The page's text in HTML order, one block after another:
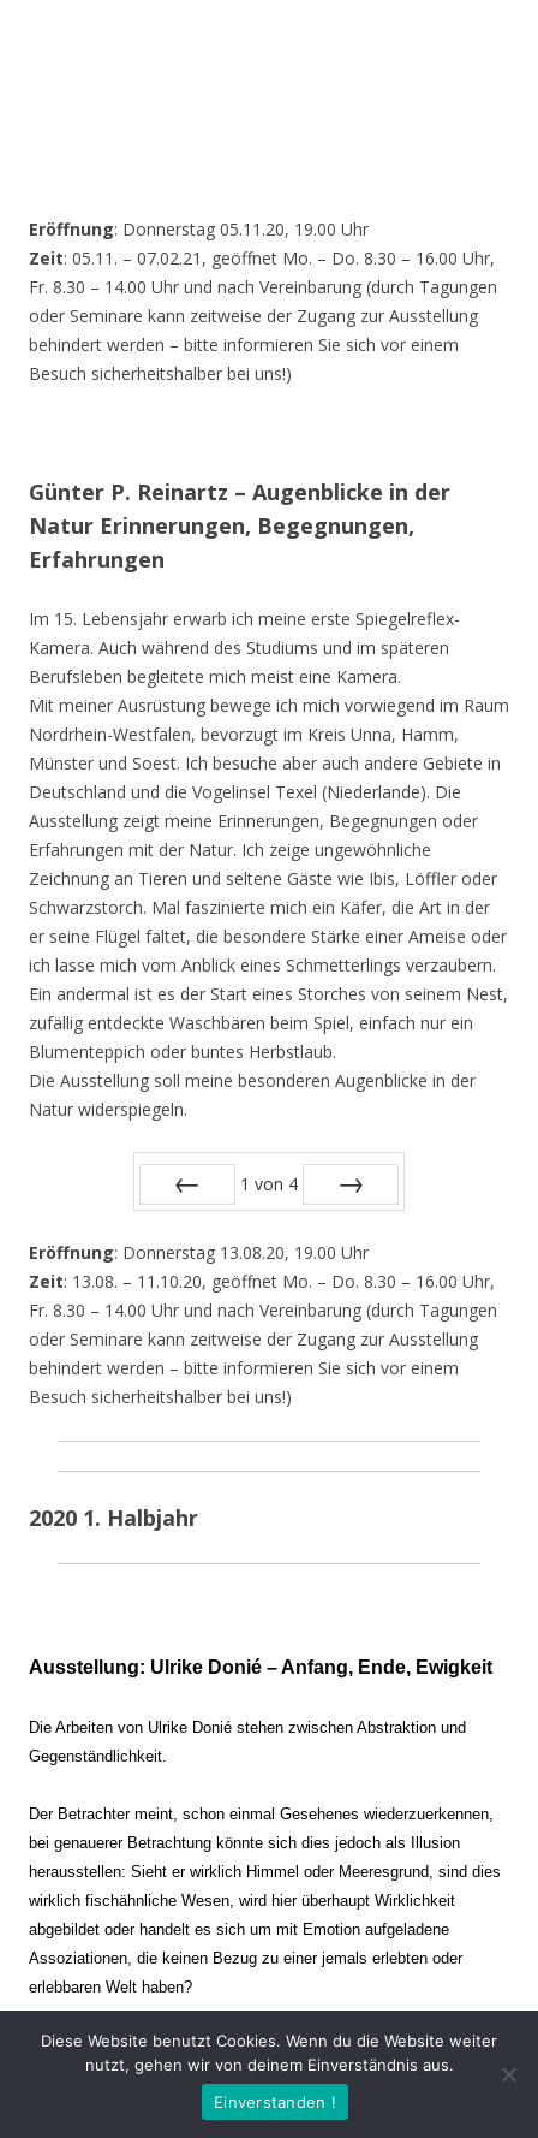
Eröffnung: Donnerstag 05.11.20, 19.00 Uhr
Zeit: 05.11. – 07.02.21, geöffnet Mo. – Do. 8.30 – 16.00 Uhr,
Fr. 8.30 – 14.00 Uhr und nach Vereinbarung (durch Tagungen
oder Seminare kann zeitweise der Zugang zur Ausstellung
behindert werden – bitte informieren Sie sich vor einem
Besuch sicherheitshalber bei uns!)
Günter P. Reinartz – Augenblicke in der
Natur Erinnerungen, Begegnungen,
Erfahrungen
Im 15. Lebensjahr erwarb ich meine erste Spiegelreflex-
Kamera. Auch während des Studiums und im späteren
Berufsleben begleitete mich meist eine Kamera.
Mit meiner Ausrüstung bewege ich mich vorwiegend im Raum
Nordrhein-Westfalen, bevorzugt im Kreis Unna, Hamm,
Münster und Soest. Ich besuche aber auch andere Gebiete in
Deutschland und die Vogelinsel Texel (Niederlande). Die
Ausstellung zeigt meine Erinnerungen, Begegnungen oder
Erfahrungen mit der Natur. Ich zeige ungewöhnliche
Zeichnung an Tieren und seltene Gäste wie Ibis, Löffler oder
Schwarzstorch. Mal faszinierte mich ein Käfer, die Art in der
er seine Flügel faltet, die besondere Stärke einer Ameise oder
ich lasse mich vom Anblick eines Schmetterlings verzaubern.
Ein andermal ist es der Start eines Storches von seinem Nest,
zufällig entdeckte Waschbären beim Spiel, einfach nur ein
Blumenteppich oder buntes Herbstlaub.
Die Ausstellung soll meine besonderen Augenblicke in der
Natur widerspiegeln.
1 von 4
Eröffnung: Donnerstag 13.08.20, 19.00 Uhr
Zeit: 13.08. – 11.10.20, geöffnet Mo. – Do. 8.30 – 16.00 Uhr,
Fr. 8.30 – 14.00 Uhr und nach Vereinbarung (durch Tagungen
oder Seminare kann zeitweise der Zugang zur Ausstellung
behindert werden – bitte informieren Sie sich vor einem
Besuch sicherheitshalber bei uns!)
2020 1. Halbjahr
Ausstellung: Ulrike Donié – Anfang, Ende, Ewigkeit
Die Arbeiten von Ulrike Donié stehen zwischen Abstraktion und
Gegenständlichkeit.
Der Betrachter meint, schon einmal Gesehenes wiederzuerkennen,
bei genauerer Betrachtung könnte sich dies jedoch als Illusion
herausstellen: Sieht er wirklich Himmel oder Meeresgrund, sind dies
wirklich fischähnliche Wesen, wird hier überhaupt Wirklichkeit
abgebildet oder handelt es sich um mit Emotion aufgeladene
Assoziationen, die keinen Bezug zu einer jemals erlebten oder
erlebbaren Welt haben?
Verharren und Dynamik stehen sich dabei gegenüber. Zeit steht still
oder verrinnt im Nu. Es soll dabei eine Spannung, auch farblich, bis
zur Schmerzgrenze erzeugt werden. Die Arbeiten stellen ambivalente
Diese Website benutzt Cookies. Wenn du die Website weiter
nutzt, gehen wir von deinem Einverständnis aus.
Einverstanden !